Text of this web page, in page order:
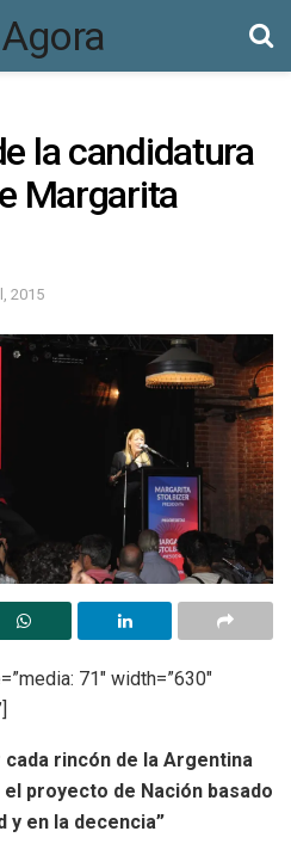
la candidatura
Margarita
2015
71″ width=”630″
rincón de la Argentina
proyecto de Nación basado
y en la decencia”